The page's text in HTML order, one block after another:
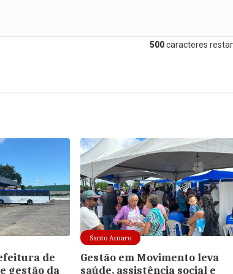
500caracteres
de
gestão da
Santo Amaro
Gestão em Movimento leva
saúde, assistência social e